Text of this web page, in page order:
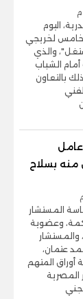
اليوم
لخريجي
والذي
الشباب
بالتعاون
عامل
بسلاح
المستشار
وعضوية
عتمان،
أوراق المتهم
المصرية